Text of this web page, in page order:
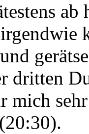
dritten
mich